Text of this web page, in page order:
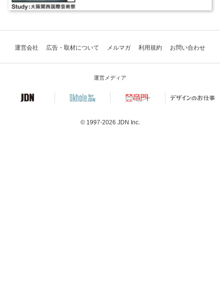
運営会社 広告・取材について メルマガ 利用規約 お問い合わせ
運営メディア
© 1997-2026 JDN Inc.